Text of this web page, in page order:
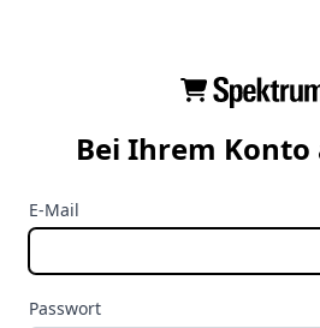
Bei Ihrem
E-Mail
Passwort